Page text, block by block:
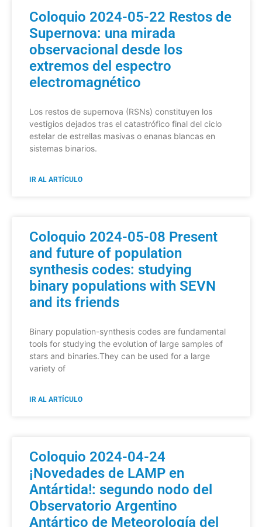
Coloquio 2024-05-22 Restos de
Supernova: una mirada
observacional desde los
extremos del espectro
electromagnético
Los restos de supernova (RSNs) constituyen los
vestigios dejados tras el catastrófico final del ciclo
estelar de estrellas masivas o enanas blancas en
sistemas binarios.
IR AL ARTÍCULO
Coloquio 2024-05-08 Present
and future of population
synthesis codes: studying
binary populations with SEVN
and its friends
Binary population-synthesis codes are fundamental
tools for studying the evolution of large samples of
stars and binaries.They can be used for a large
variety of
IR AL ARTÍCULO
Coloquio 2024-04-24
¡Novedades de LAMP en
Antártida!: segundo nodo del
Observatorio Argentino
Antártico de Meteorología del